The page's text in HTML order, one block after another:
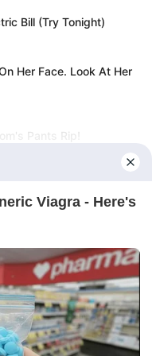
.
.
Bill (Try Tonight)
Her Face. Look At Her
Pants Rip!